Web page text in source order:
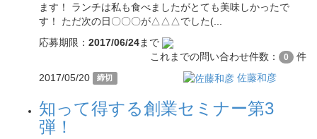
ます！ ランチは私も食べましたがとても美味しかったで
す！ ただ次の日〇〇〇が△△△でした(...
応募期限： 2017/06/24まで
これまでの問い合わせ件数：
0
件
2017/05/20
締切 佐藤和彦
知って得する創業セミナー第3
弾！